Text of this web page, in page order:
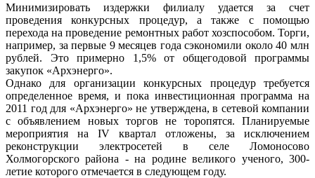
Минимизировать издержки филиалу удается за счет
проведения конкурсных процедур, а также с помощью
перехода на проведение ремонтных работ хозспособом. Торги,
например, за первые 9 месяцев года сэкономили около 40 млн
рублей. Это примерно 1,5% от общегодовой программы
закупок «Архэнерго».
Однако для организации конкурсных процедур требуется
определенное время, и пока инвестиционная программа на
2011 год для «Архэнерго» не утверждена, в сетевой компании
с объявлением новых торгов не торопятся. Планируемые
мероприятия на IV квартал отложены, за исключением
реконструкции электросетей в селе Ломоносово
Холмогорского района - на родине великого ученого, 300-
летие которого отмечается в следующем году.